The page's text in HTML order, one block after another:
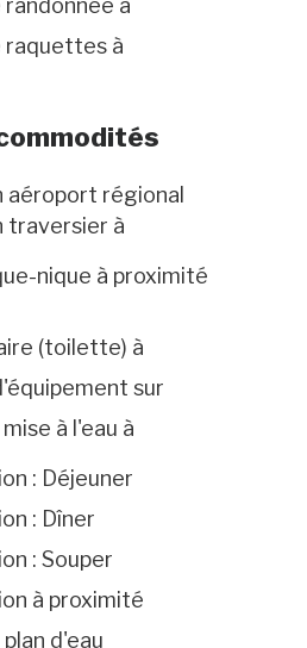
à
raquettes à
aéroport régional
traversier à
nique à proximité
(toilette) à
sur
à l'eau à
: Déjeuner
: Dîner
: Souper
à proximité
d'eau